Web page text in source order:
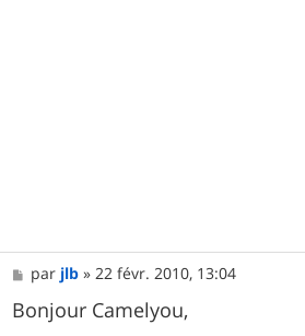
M
e
s
s
par jlb »22 févr. 2010, 13:04
Bonjour Camelyou,